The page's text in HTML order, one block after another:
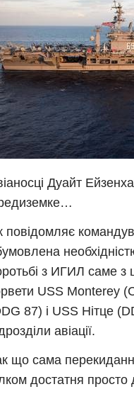
Дуайт
повідомляє
з ИГИЛ саме з
USS Monterey
87) і USS Нітце
авіації.
що сама
достатня просто